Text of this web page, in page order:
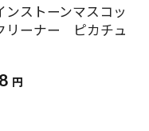
ンストーンマスコッ
リーナー ピカチュ
円